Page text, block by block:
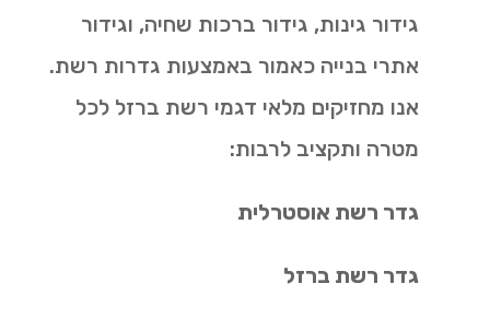
גידור גינות, גידור ברכות שחיה, וגידור
אתרי בנייה כאמור באמצעות גדרות רשת.
אנו מחזיקים מלאי דגמי רשת ברזל לכל
מטרה ותקציב לרבות:
גדר רשת אוסטרלית
גדר רשת ברזל